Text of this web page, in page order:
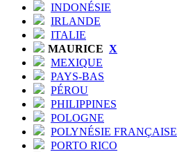
INDONÉSIE
IRLANDE
ITALIE
MAURICE X
MEXIQUE
PAYS-BAS
PÉROU
PHILIPPINES
POLOGNE
POLYNÉSIE FRANÇAISE
PORTO RICO